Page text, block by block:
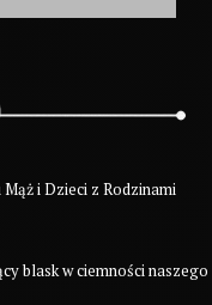
i Dzieci z Rodzinami
blask w ciemności naszego